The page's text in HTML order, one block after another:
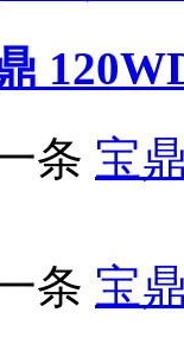
条 宝
条 宝